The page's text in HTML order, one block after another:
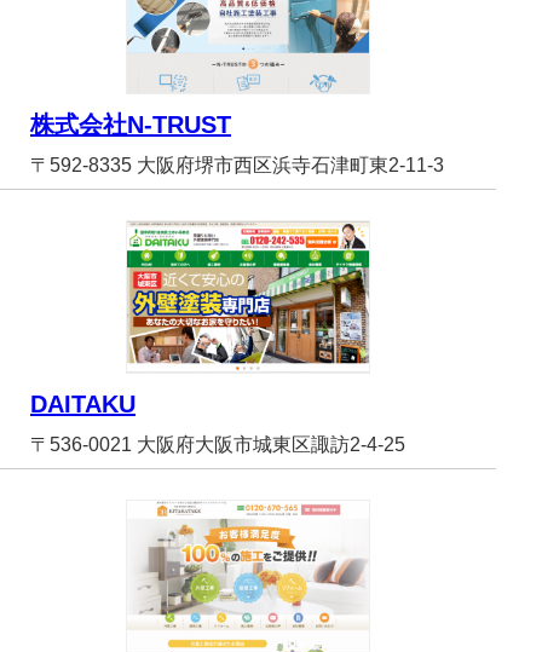
株式会社N-TRUST
〒592-8335 大阪府堺市西区浜寺石津町東2-11-3
DAITAKU
〒536-0021 大阪府大阪市城東区諏訪2-4-25